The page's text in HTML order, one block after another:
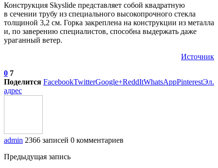
Конструкция Skyslide представляет собой квадратную
в сечении трубу из специального высокопрочного стекла
толщиной 3,2 см. Горка закреплена на конструкции из металла
и, по заверению специалистов, способна выдержать даже
ураганный ветер.
Источник
0 7
Поделится FacebookTwitterGoogle+ReddItWhatsAppPinterestЭл.
адрес
admin 2366 записей 0 комментариев
Предыдущая запись